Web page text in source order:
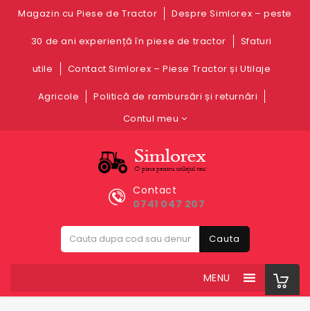
Magazin cu Piese de Tractor Despre Simlorex – peste
30 de ani experiență în piese de tractor Sfaturi
utile Contact Simlorex – Piese Tractor și Utilaje
Agricole
Politică de rambursări și returnări
Contul meu
Contact
0741 047 207
Cauta
MENU